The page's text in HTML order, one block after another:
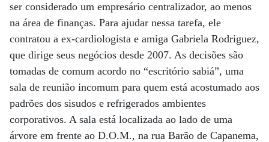
ser considerado um empresário centralizador, ao menos
na área de finanças. Para ajudar nessa tarefa, ele
contratou a ex-cardiologista e amiga Gabriela Rodriguez,
que dirige seus negócios desde 2007. As decisões são
tomadas de comum acordo no “escritório sabiá”, uma
sala de reunião incomum para quem está acostumado aos
padrões dos sisudos e refrigerados ambientes
corporativos. A sala está localizada ao lado de uma
árvore em frente ao D.O.M., na rua Barão de Capanema,